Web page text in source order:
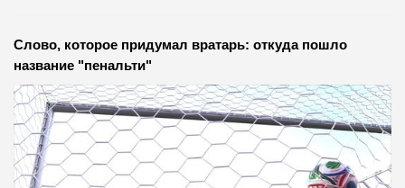
Слово, которое придумал вратарь: откуда пошло
название "пенальти"